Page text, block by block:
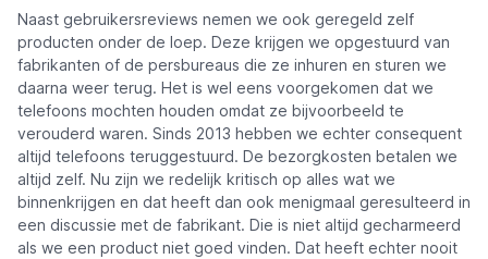
Naast gebruikersreviews nemen we ook geregeld zelf
producten onder de loep. Deze krijgen we opgestuurd van
fabrikanten of de persbureaus die ze inhuren en sturen we
daarna weer terug. Het is wel eens voorgekomen dat we
telefoons mochten houden omdat ze bijvoorbeeld te
verouderd waren. Sinds 2013 hebben we echter consequent
altijd telefoons teruggestuurd. De bezorgkosten betalen we
altijd zelf. Nu zijn we redelijk kritisch op alles wat we
binnenkrijgen en dat heeft dan ook menigmaal geresulteerd in
een discussie met de fabrikant. Die is niet altijd gecharmeerd
als we een product niet goed vinden. Dat heeft echter nooit